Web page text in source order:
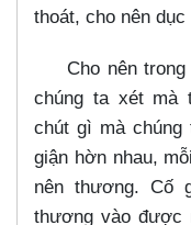
thoát, cho nên
Cho nên
chúng ta xét mà
chút gì mà chúng
giận hờn nhau,
nên thương. Cố
thương vào được